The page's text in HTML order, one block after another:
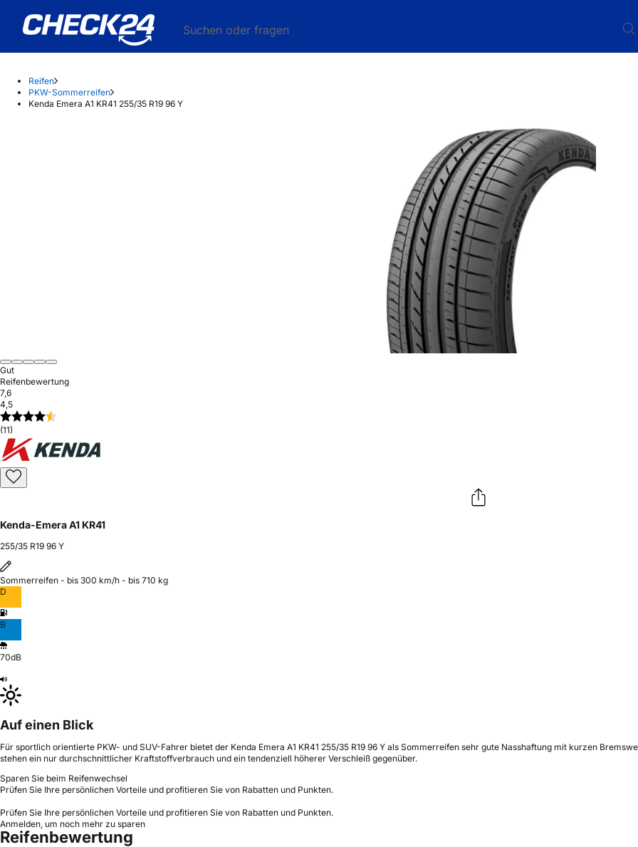
Suchen oder fragen
Reifen
PKW-Sommerreifen
Kenda Emera A1 KR41 255/35 R19 96 Y
Gut
Reifenbewertung
7,6
4,5
(11)
Kenda-Emera A1 KR41
255/35 R19 96 Y
Sommerreifen - bis 300 km/h - bis 710 kg
D
B
70dB
Auf einen Blick
Für sportlich orientierte PKW- und SUV-Fahrer bietet der Kenda Emera A1 KR41 255/35 R19 96 Y als Sommerreifen sehr gute Nasshaftung mit kurzen
stehen ein nur durchschnittlicher Kraftstoffverbrauch und ein tendenziell höherer Verschleiß gegenüber.
Sparen Sie beim Reifenwechsel
Prüfen Sie Ihre persönlichen Vorteile und profitieren Sie von Rabatten und Punkten.
Prüfen Sie Ihre persönlichen Vorteile und profitieren Sie von Rabatten und Punkten.
Anmelden, um noch mehr zu sparen
Reifenbewertung